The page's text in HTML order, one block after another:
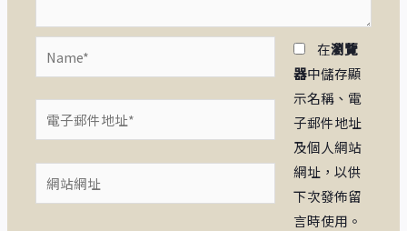
電
子
郵
件
地
網
站
在瀏覽
器中儲存顯
示名稱、電
子郵件地址
及個人網站
網址，以供
下次發佈留
言時使用。